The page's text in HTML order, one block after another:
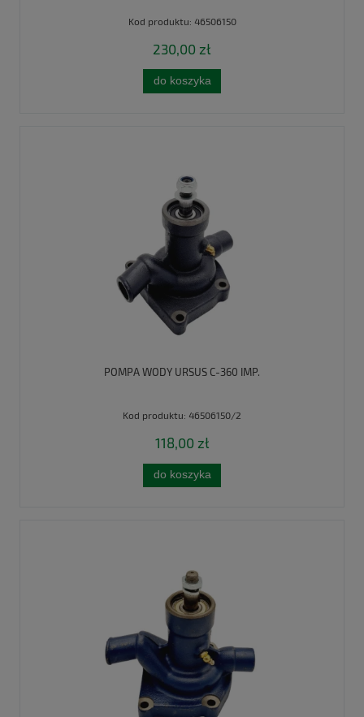
Kod produktu: 46506150
230,00 zł
do koszyka
POMPA WODY URSUS C-360 IMP.
Kod produktu: 46506150/2
118,00 zł
do koszyka